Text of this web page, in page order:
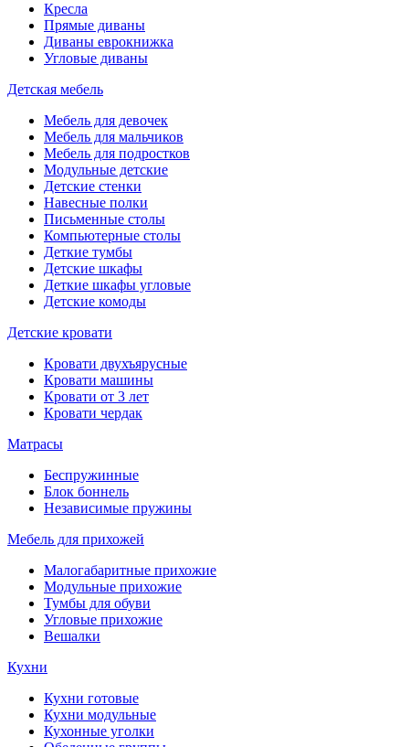
Кресла
Прямые диваны
Диваны еврокнижка
Угловые диваны
Детская мебель
Мебель для девочек
Мебель для мальчиков
Мебель для подростков
Модульные детские
Детские стенки
Навесные полки
Письменные столы
Компьютерные столы
Деткие тумбы
Детские шкафы
Деткие шкафы угловые
Детские комоды
Детские кровати
Кровати двухъярусные
Кровати машины
Кровати от 3 лет
Кровати чердак
Матрасы
Беспружинные
Блок боннель
Независимые пружины
Мебель для прихожей
Малогабаритные прихожие
Модульные прихожие
Тумбы для обуви
Угловые прихожие
Вешалки
Кухни
Кухни готовые
Кухни модульные
Кухонные уголки